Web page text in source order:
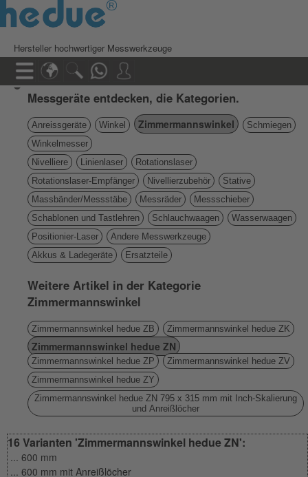
Hersteller hochwertiger Messwerkzeuge
Messgeräte entdecken, die Kategorien.
Anreissgeräte Winkel Zimmermannswinkel
Schmiegen
Winkelmesser
Nivelliere
Linienlaser
Rotationslaser
Rotationslaser-Empfänger
Nivellierzubehör
Stative
Massbänder/Messstäbe
Messräder
Messschieber
Schablonen und Tastlehren
Schlauchwaagen
Wasserwaagen
Positionier-Laser
Andere Messwerkzeuge
Akkus & Ladegeräte
Ersatzteile
Weitere Artikel in der Kategorie
Zimmermannswinkel
Zimmermannswinkel hedue ZB Zimmermannswinkel hedue ZK
Zimmermannswinkel hedue ZN
Zimmermannswinkel hedue ZP
Zimmermannswinkel hedue ZV
Zimmermannswinkel hedue ZY
Zimmermannswinkel hedue ZN 795 x 315 mm mit Inch-Skalierung
und Anreißlöcher
16 Varianten 'Zimmermannswinkel hedue ZN':
... 600 mm
... 600 mm mit Anreißlöcher